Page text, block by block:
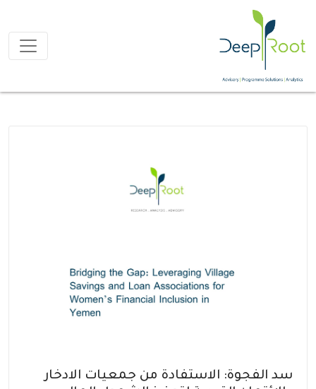
سد الفجوة: الاستفادة من جمعيات الادخار